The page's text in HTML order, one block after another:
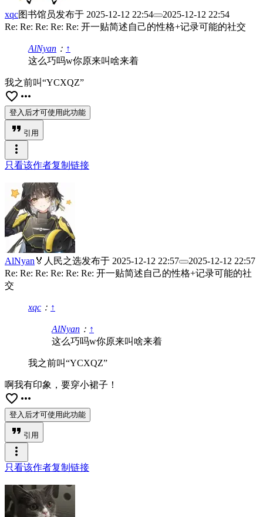
xqc图书馆员发布于 2025-12-12 22:54
2025-12-12 22:54
Re: Re: Re: Re: Re: 开一贴简述自己的性格+记录可能的社交
AlNyan ： ↑
这么巧吗w你原来叫啥来着
我之前叫“YCXQZ”
favorite_border more_horiz
登入后才可使用此功能
format_quote 引用
more_vert
只看该作者复制链接
AlNyan 🏅人民之选发布于 2025-12-12 22:57
2025-12-12 22:57
Re: Re: Re: Re: Re: Re: 开一贴简述自己的性格+记录可能的社
交
xqc ： ↑
AlNyan ： ↑
这么巧吗w你原来叫啥来着
我之前叫“YCXQZ”
啊我有印象，要穿小裙子！
favorite_border more_horiz
登入后才可使用此功能
format_quote 引用
more_vert
只看该作者复制链接